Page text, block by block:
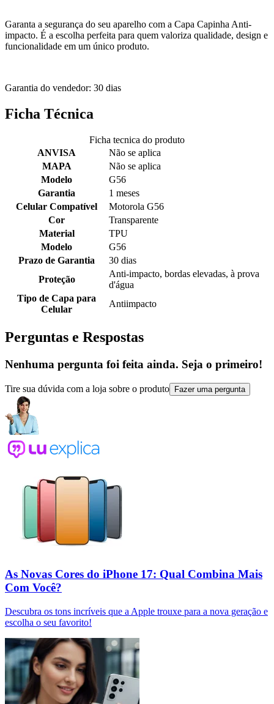
Garanta a segurança do seu aparelho com a Capa Capinha Anti-
impacto. É a escolha perfeita para quem valoriza qualidade, design e
funcionalidade em um único produto.
Garantia do vendedor: 30 dias
Ficha Técnica
Ficha tecnica do produto
ANVISA
Não se aplica
MAPA
Não se aplica
Modelo
G56
Garantia
1 meses
Celular Compatível
Motorola G56
Cor
Transparente
Material
TPU
Modelo
G56
Prazo de Garantia
30 dias
Proteção
Anti-impacto, bordas elevadas, à prova
d'água
Tipo de Capa para
Celular
Antiimpacto
Perguntas e Respostas
Nenhuma pergunta foi feita ainda. Seja o primeiro!
Tire sua dúvida com a loja sobre o produto Fazer uma pergunta
As Novas Cores do iPhone 17: Qual Combina Mais
Com Você?
Descubra os tons incríveis que a Apple trouxe para a nova geração e
escolha o seu favorito!